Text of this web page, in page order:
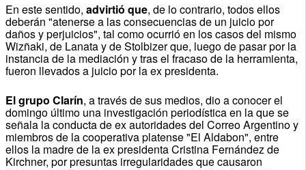
En este sentido, advirtió que, de lo contrario, todos ellos
deberán "atenerse a las consecuencias de un juicio por
daños y perjuicios", tal como ocurrió en los casos del mismo
Wizñaki, de Lanata y de Stolbizer que, luego de pasar por la
instancia de la mediación y tras el fracaso de la herramienta,
fueron llevados a juicio por la ex presidenta.
El grupo Clarín, a través de sus medios, dio a conocer el
domingo último una investigación periodística en la que se
señala la conducta de ex autoridades del Correo Argentino y
miembros de la cooperativa platense "El Aldabon", entre
ellos la madre de la ex presidenta Cristina Fernández de
Kirchner, por presuntas irregularidades que causaron